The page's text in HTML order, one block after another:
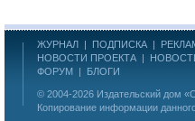
ЖУРНАЛ | ПОДПИСКА |
НОВОСТИ ПРОЕКТА |
ФОРУМ | БЛОГИ
© 2004-2026 Издательский дом
Копирование информации